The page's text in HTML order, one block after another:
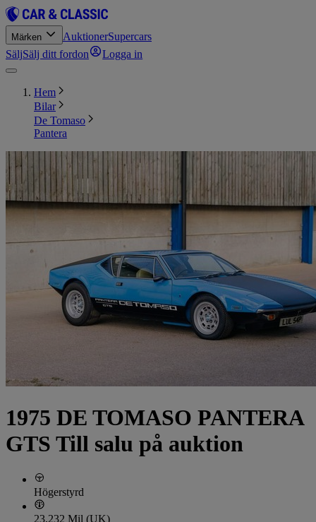
Märken AuktionerSupercars
SäljSälj ditt fordon Logga in
Hem
Bilar
De Tomaso
Pantera
1975 DE TOMASO PANTERA
GTS Till salu på auktion
Högerstyrd
23,232 Mil (UK)